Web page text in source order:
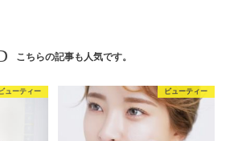
こちらの記事も人気です。
ビューティー ビューティー